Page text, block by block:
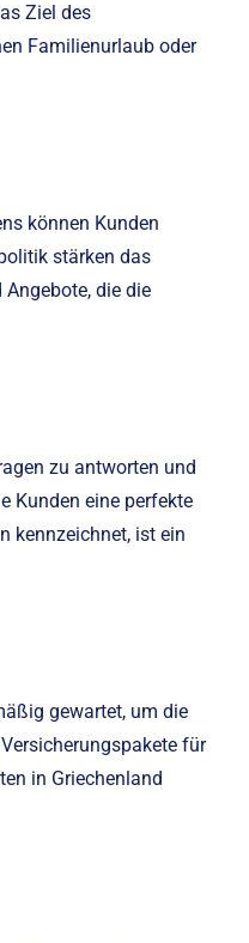
Ziel des
Familienurlaub oder
können Kunden
stärken das
die die
zu antworten und
Kunden eine perfekte
kennzeichnet, ist ein
gewartet, um die
für
in Griechenland